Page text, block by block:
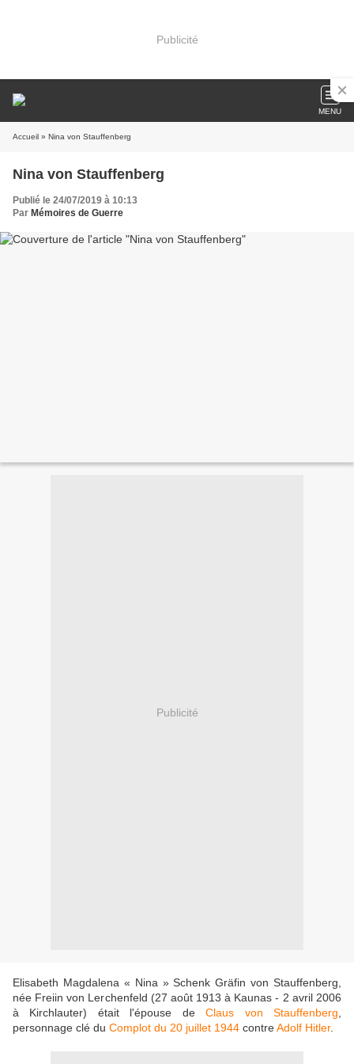
Publicité
MENU
Accueil » Nina von Stauffenberg
Nina von Stauffenberg
Publié le 24/07/2019 à 10:13
Par Mémoires de Guerre
Publicité
Elisabeth Magdalena « Nina » Schenk Gräfin von Stauffenberg,
née Freiin von Lerchenfeld (27 août 1913 à Kaunas - 2 avril 2006
à Kirchlauter) était l'épouse deClaus von Stauffenberg
personnage clé du Complot du 20 juillet 1944 contreAdolf Hitler.